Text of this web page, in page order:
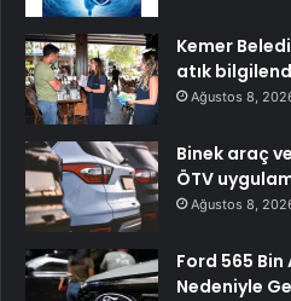
Kemer
atık
Ağustos 8,
Binek araç
ÖTV
Ağustos 8,
Ford 565 Bin
Nedeniyle